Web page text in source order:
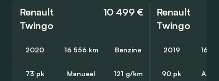
Renault
Twingo
10 499 €
2020 16 556 km Benzine
73 pk Manueel 121 g/km
Renault
Twingo
2019 16
90 pk